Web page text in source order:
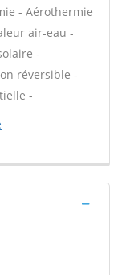
- Aérothermie
air-eau -
-
réversible -
-